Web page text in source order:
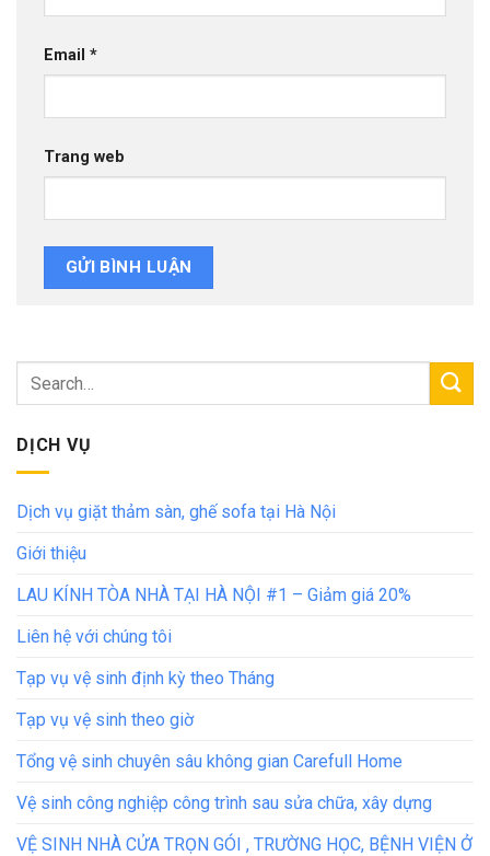
Email *
Trang web
DỊCH VỤ
Dịch vụ giặt thảm sàn, ghế sofa tại Hà Nội
Giới thiệu
LAU KÍNH TÒA NHÀ TẠI HÀ NỘI #1 – Giảm giá 20%
Liên hệ với chúng tôi
Tạp vụ vệ sinh định kỳ theo Tháng
Tạp vụ vệ sinh theo giờ
Tổng vệ sinh chuyên sâu không gian Carefull Home
Vệ sinh công nghiệp công trình sau sửa chữa, xây dựng
VỆ SINH NHÀ CỬA TRỌN GÓI , TRƯỜNG HỌC, BỆNH VIỆN Ở